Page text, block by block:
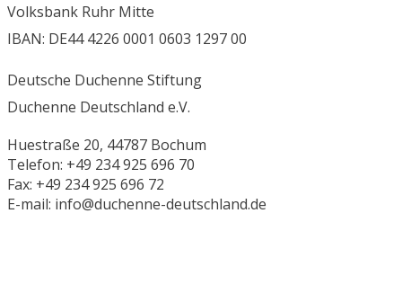
Volksbank Ruhr Mitte
IBAN: DE44 4226 0001 0603 1297 00
Deutsche Duchenne Stiftung
Duchenne Deutschland e.V.
Huestraße 20, 44787 Bochum
Telefon: +49 234 925 696 70
Fax: +49 234 925 696 72
E-mail: info@duchenne-deutschland.de